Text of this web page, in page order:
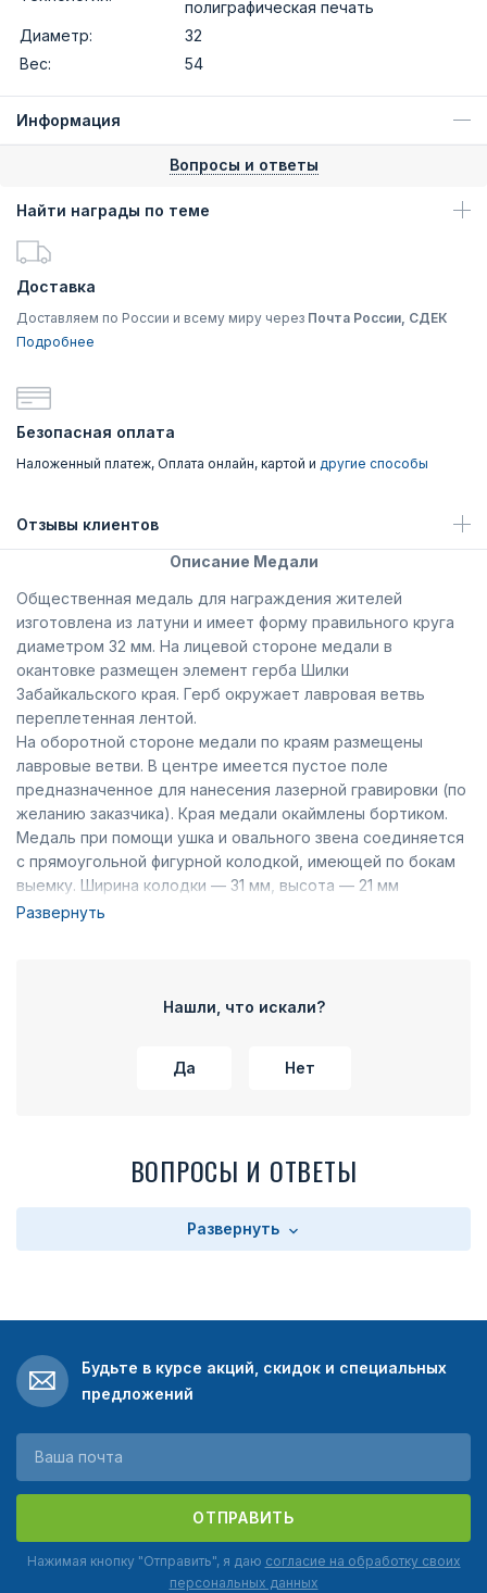
полиграфическая печать
Диаметр:
32
Вес:
54
Информация
Вопросы и ответы
Найти награды по теме
Доставка
Доставляем по России и всему миру через Почта России, СДЕК
Подробнее
Безопасная оплата
Наложенный платеж, Оплата онлайн, картой и другие способы
Отзывы клиентов
Описание Медали
Общественная медаль для награждения жителей
изготовлена из латуни и имеет форму правильного круга
диаметром 32 мм. На лицевой стороне медали в
окантовке размещен элемент герба Шилки
Забайкальского края. Герб окружает лавровая ветвь
переплетенная лентой.
На оборотной стороне медали по краям размещены
лавровые ветви. В центре имеется пустое поле
предназначенное для нанесения лазерной гравировки (по
желанию заказчика). Края медали окаймлены бортиком.
Медаль при помощи ушка и овального звена соединяется
с прямоугольной фигурной колодкой, имеющей по бокам
выемку. Ширина колодки — 31 мм, высота — 21 мм
(включая нижний выступ). Вдоль основания колодки
текстом. Текст зависит от выбора заказчика. Колодка
Развернуть
Нашли, что искали?
Да Нет
ВОПРОСЫ И ОТВЕТЫ
Развернуть
Будьте в курсе акций, скидок и специальных
предложений
ОТПРАВИТЬ
Нажимая кнопку "Отправить", я даю согласие на обработку своих
персональных данных